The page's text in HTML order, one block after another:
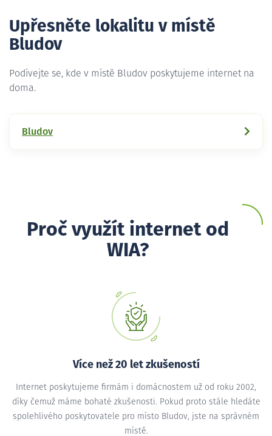
Upřesněte lokalitu v místě
Bludov
Podívejte se, kde v místě Bludov poskytujeme internet na
doma.
Bludov
Proč využít internet od
WIA?
Více než 20 let zkušeností
Internet poskytujeme firmám i domácnostem už od roku 2002,
díky čemuž máme bohaté zkušenosti. Pokud proto stále hledáte
spolehlivého poskytovatele pro místo Bludov, jste na správném
místě.